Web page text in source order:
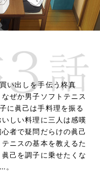
い出しを手伝う柊真
ぜか男子ソフトテニス
に眞己は手料理を振る
しい料理に三人は感嘆
者で疑問だらけの眞己
ニスの基本を教えるた
眞己を調子に乗せたくな
。